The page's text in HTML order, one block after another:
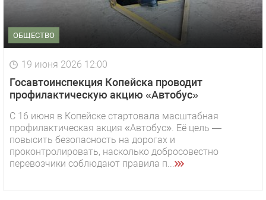
ОБЩЕСТВО
19 июня 2026 12:00
Госавтоинспекция Копейска проводит
профилактическую акцию «Автобус»
С 16 июня в Копейске стартовала масштабная
профилактическая акция «Автобус». Её цель —
повысить безопасность на дорогах и
проконтролировать, насколько добросовестно
перевозчики соблюдают правила п...